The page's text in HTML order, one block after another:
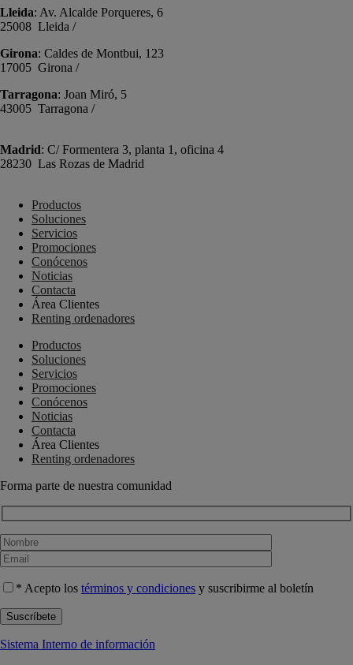
Lleida: Av. Alcalde Porqueres, 6
25008 Lleida /
Girona: Caldes de Montbui, 123
17005 Girona /
Tarragona: Joan Miró, 5
43005 Tarragona /
Madrid: C/ Formentera 3, planta 1, oficina 4
28230 Las Rozas de Madrid
Productos
Soluciones
Servicios
Promociones
Conócenos
Noticias
Contacta
Área Clientes
Renting ordenadores
Productos
Soluciones
Servicios
Promociones
Conócenos
Noticias
Contacta
Área Clientes
Renting ordenadores
Forma parte de nuestra comunidad
* Acepto los términos y condiciones y suscribirme al boletín
Sistema Interno de información